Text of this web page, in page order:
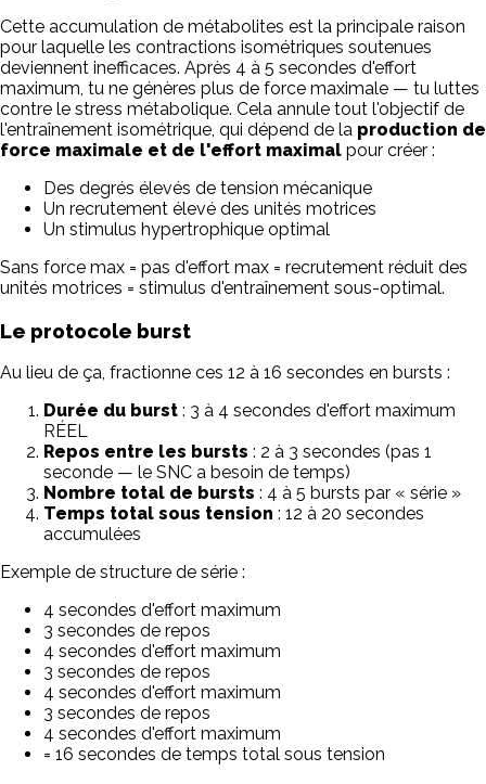
Cette accumulation de métabolites est la principale raison
pour laquelle les contractions isométriques soutenues
deviennent inefficaces. Après 4 à 5 secondes d'effort
maximum, tu ne génères plus de force maximale — tu luttes
contre le stress métabolique. Cela annule tout l'objectif de
l'entraînement isométrique, qui dépend de la production de
force maximale et de l'effort maximal pour créer :
Des degrés élevés de tension mécanique
Un recrutement élevé des unités motrices
Un stimulus hypertrophique optimal
Sans force max = pas d'effort max = recrutement réduit des
unités motrices = stimulus d'entraînement sous-optimal.
Le protocole burst
Au lieu de ça, fractionne ces 12 à 16 secondes en bursts :
Durée du burst : 3 à 4 secondes d'effort maximum
RÉEL
Repos entre les bursts : 2 à 3 secondes (pas 1
seconde — le SNC a besoin de temps)
Nombre total de bursts : 4 à 5 bursts par « série »
Temps total sous tension : 12 à 20 secondes
accumulées
Exemple de structure de série :
4 secondes d'effort maximum
3 secondes de repos
4 secondes d'effort maximum
3 secondes de repos
4 secondes d'effort maximum
3 secondes de repos
4 secondes d'effort maximum
= 16 secondes de temps total sous tension